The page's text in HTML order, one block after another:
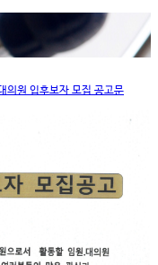
원 입후보자 모집 공고문